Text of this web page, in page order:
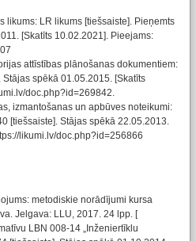
likums: LR likums [tiešsaiste]. Pieņemts
[Skatīts 10.02.2021]. Pieejams:
attīstības plānošanas dokumentiem:
spēkā 01.05.2015. [Skatīts
doc.php?id=269842.
izmantošanas un apbūves noteikumi:
[tiešsaiste]. Stājas spēkā 22.05.2013.
likumi.lv/doc.php?id=256866
metodiskie norādījumi kursa
Jelgava: LLU, 2017. 24 lpp. [
LBN 008-14 „Inženiertīklu